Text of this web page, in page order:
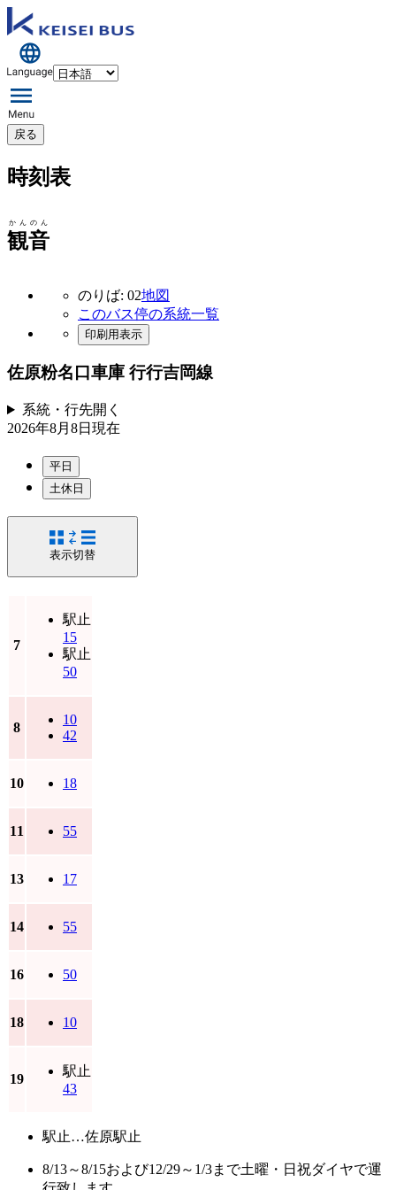
戻る
時刻表
観音
かんのん
のりば: 02地図
このバス停の系統一覧
印刷用表示
佐原粉名口車庫 行行吉岡線
系統・行先開く
2026年8月8日 現在
平日
土休日
表示切替
7
駅止
15
駅止
50
8
10
42
10 18
11 55
13 17
14 55
16 50
18 10
19
駅止
43
駅止…佐原駅止
8/13～8/15および12/29～1/3まで土曜・日祝ダイヤで運